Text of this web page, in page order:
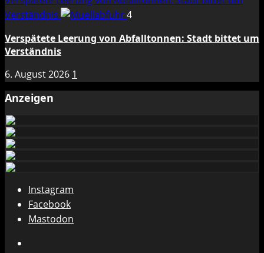
Verständnis
4
Verspätete Leerung von Abfalltonnen: Stadt bittet um
Verständnis
6. August 2026 1
Anzeigen
Instagram
Facebook
Mastodon